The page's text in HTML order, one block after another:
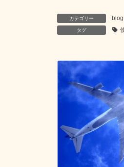
c
e
b
o
o
k
tt
er n
カテゴリー blog
タグ